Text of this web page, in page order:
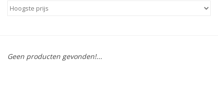
Geen producten gevonden!...